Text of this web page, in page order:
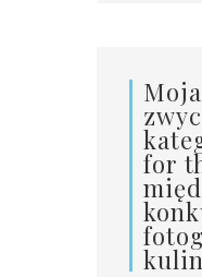
for